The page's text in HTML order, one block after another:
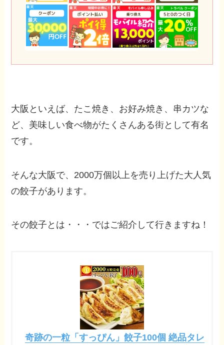
大阪といえば、たこ焼き、お好み焼き、串カツな
ど、美味しい食べ物がたくさんある街として有名
です。
そんな大阪で、2000万個以上を売り上げた大人気
の餃子があります。
その餃子とは・・・ではご紹介して行きますね！
奇跡の一粒「すっぴん」餃子100個 絶品タレ